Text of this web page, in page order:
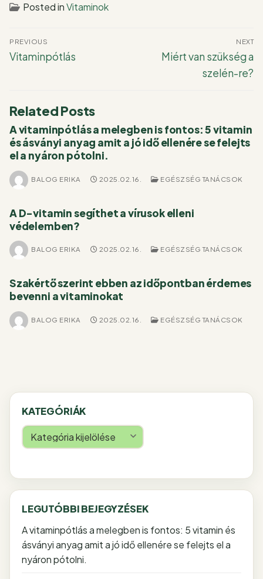
Posted inVitaminok
Bejegyzés
navigáció
PREVIOUS
Previous
Vitaminpótlás
NEXT
Next
Miért van szükség a
szelén-re?
Related Posts
A vitaminpótlás a melegben is fontos: 5 vitamin
és ásványi anyag amit a jó idő ellenére se felejts
el a nyáron pótolni.
BALOG ERIKA 2025.02.16. EGÉSZSÉG TANÁCSOK
A D-vitamin segíthet a vírusok elleni
védelemben?
BALOG ERIKA 2025.02.16. EGÉSZSÉG TANÁCSOK
Szakértő szerint ebben az időpontban érdemes
bevenni a vitaminokat
BALOG ERIKA 2025.02.16. EGÉSZSÉG TANÁCSOK
KATEGÓRIÁK
Kategóriák
LEGUTÓBBI BEJEGYZÉSEK
A vitaminpótlás a melegben is fontos: 5 vitamin és
ásványi anyag amit a jó idő ellenére se felejts el a
nyáron pótolni.